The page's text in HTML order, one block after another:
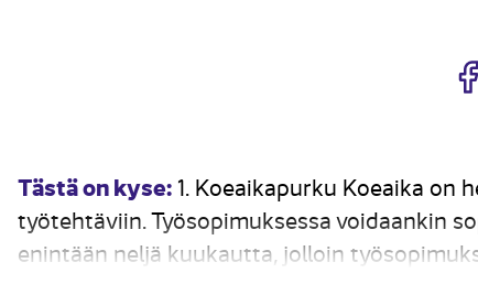
Tästä on kyse: 1. Koeaikapurku Koeaika on
työtehtäviin. Työsopimuksessa voidaankin
enintään neljä kuukautta, jolloin